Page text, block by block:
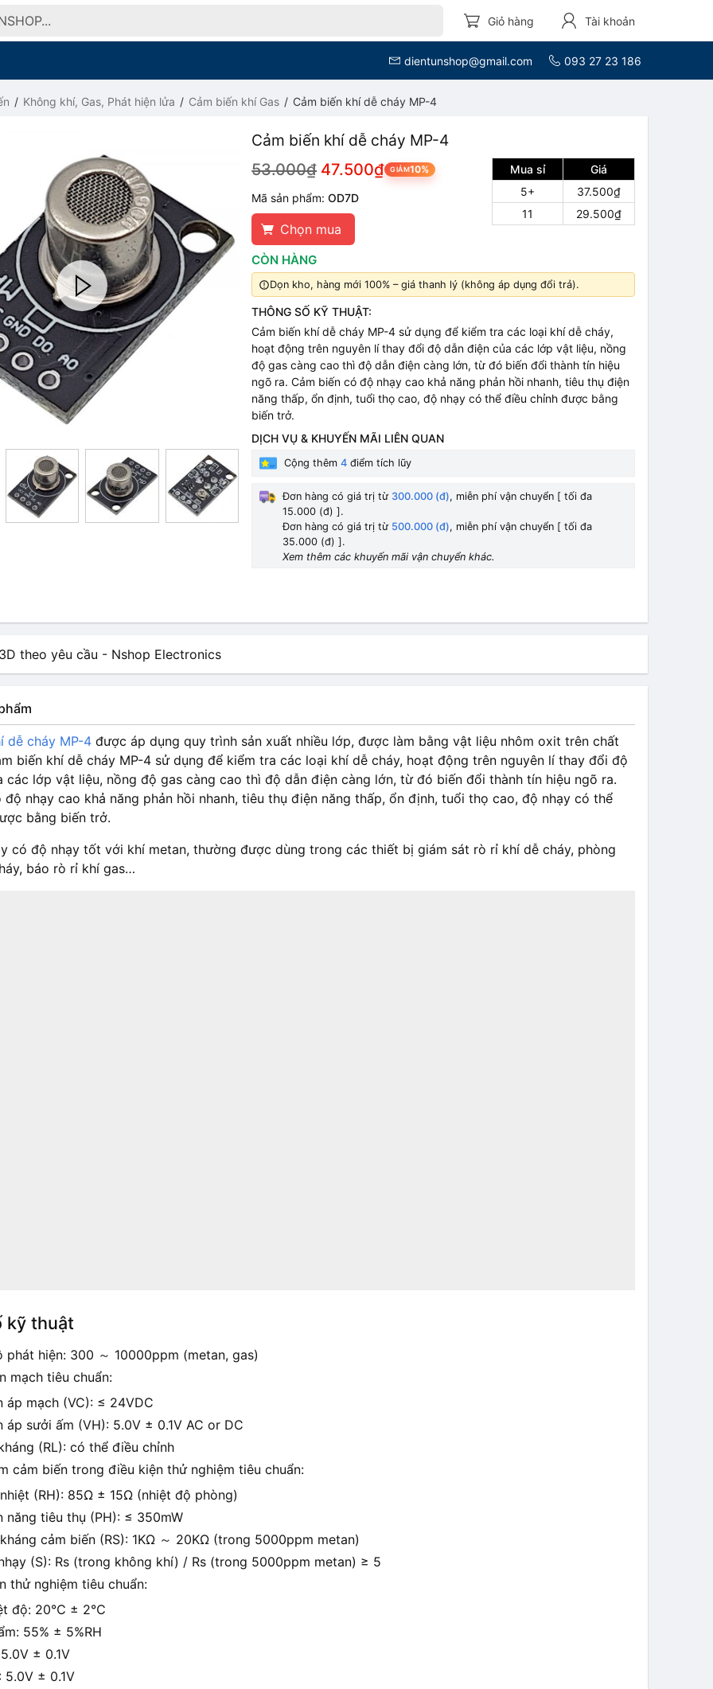
Giỏ hàng Tài khoản
dientunshop@gmail.com 093 27 23 186
Không khí, Gas, Phát hiện lửa Cảm biến khí Gas Cảm biến khí dễ cháy MP-4
Cảm biến khí dễ cháy MP-4
53.000₫ 47.500₫ GIẢM10%
Mã sản phẩm:OD7D
Chọn mua
CÒN HÀNG
Mua sỉ
Giá
5+
37.500₫
11
29.500₫
Dọn kho, hàng mới 100% – giá thanh lý (không áp dụng đổi trả).
THÔNG SỐ KỸ THUẬT:
Cảm biến khí dễ cháy MP-4 sử dụng để kiểm tra các loại khí dễ cháy,
hoạt động trên nguyên lí thay đổi độ dẫn điện của các lớp vật liệu, nồng
độ gas càng cao thì độ dẫn điện càng lớn, từ đó biến đổi thành tín hiệu
ngõ ra. Cảm biến có độ nhạy cao khả năng phản hồi nhanh, tiêu thụ điện
năng thấp, ổn định, tuổi thọ cao, độ nhạy có thể điều chỉnh được bằng
biến trở.
DỊCH VỤ & KHUYẾN MÃI LIÊN QUAN
Cộng thêm4 điểm tích lũy
Đơn hàng có giá trị từ 300.000 (đ), miễn phí vận chuyển [ tối đa
15.000 (đ) ].
Đơn hàng có giá trị từ 500.000 (đ), miễn phí vận chuyển [ tối đa
35.000 (đ) ].
Xem thêm các khuyến mãi vận chuyển khác.
dễ cháy MP-4 được áp dụng quy trình sản xuất nhiều lớp, được làm bằng vật liệu nhôm oxit trên chất
biến khí dễ cháy MP-4 sử dụng để kiểm tra các loại khí dễ cháy, hoạt động trên nguyên lí thay đổi độ
các lớp vật liệu, nồng độ gas càng cao thì độ dẫn điện càng lớn, từ đó biến đổi thành tín hiệu ngõ ra.
độ nhạy cao khả năng phản hồi nhanh, tiêu thụ điện năng thấp, ổn định, tuổi thọ cao, độ nhạy có thể
bằng biến trở.
có độ nhạy tốt với khí metan, thường được dùng trong các thiết bị giám sát rò rỉ khí dễ cháy, phòng
báo rò rỉ khí gas…
kỹ thuật
phát hiện: 300 ～ 10000ppm (metan, gas)
mạch tiêu chuẩn:
áp mạch (VC): ≤ 24VDC
áp sưởi ấm (VH): 5.0V ± 0.1V AC or DC
(RL): có thể điều chỉnh
cảm biến trong điều kiện thử nghiệm tiêu chuẩn:
(RH): 85Ω ± 15Ω (nhiệt độ phòng)
năng tiêu thụ (PH): ≤ 350mW
cảm biến (RS): 1KΩ ～ 20KΩ (trong 5000ppm metan)
(S): Rs (trong không khí) / Rs (trong 5000ppm metan) ≥ 5
thử nghiệm tiêu chuẩn:
độ: 20℃ ± 2℃
55% ± 5%RH
± 0.1V
5.0V ± 0.1V